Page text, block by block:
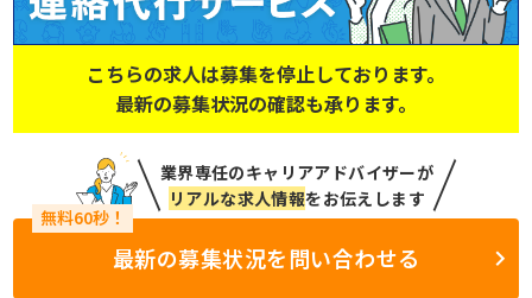
こちらの求人は募集を停止しております。
最新の募集状況の確認も承ります。
業界専任のキャリアアドバイザーが
リアルな求人情報をお伝えします
最新の募集状況を問い合わせる